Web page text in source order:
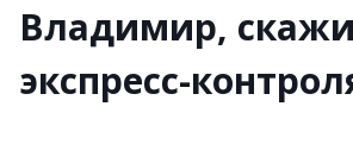
Владимир,
экспресс-